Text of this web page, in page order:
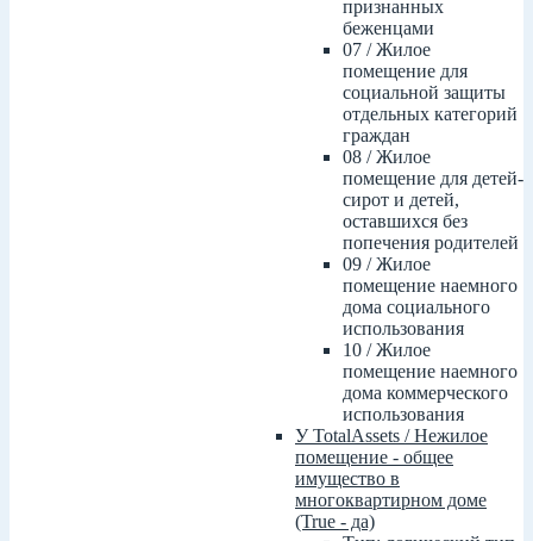
признанных
беженцами
07 / Жилое
помещение для
социальной защиты
отдельных категорий
граждан
08 / Жилое
помещение для детей-
сирот и детей,
оставшихся без
попечения родителей
09 / Жилое
помещение наемного
дома социального
использования
10 / Жилое
помещение наемного
дома коммерческого
использования
У TotalAssets / Нежилое
помещение - общее
имущество в
многоквартирном доме
(True - да)